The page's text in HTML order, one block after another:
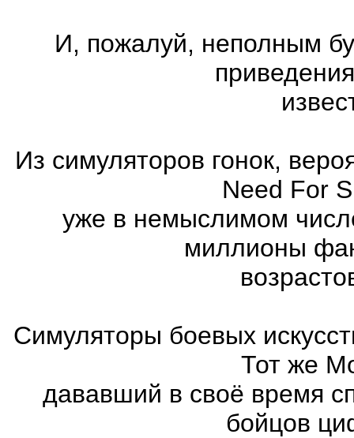
И, пожалуй, неполным
Из симуляторов гонок,
Need For
уже в немыслимом
миллионы
Симуляторы боевых
Тот же
дававший в своё время
бойцов